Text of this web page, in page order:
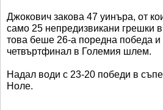
Джокович закова 47 уинъра, от
само 25 непредизвикани грешки
това беше 26-а поредна победа и
четвъртфинал в Големия шлем.
Надал води с 23-20 победи в
Ноле.